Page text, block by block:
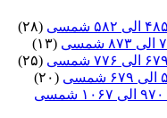
(۲۸)
(۱۳)
(۲۵)
(۲۰)